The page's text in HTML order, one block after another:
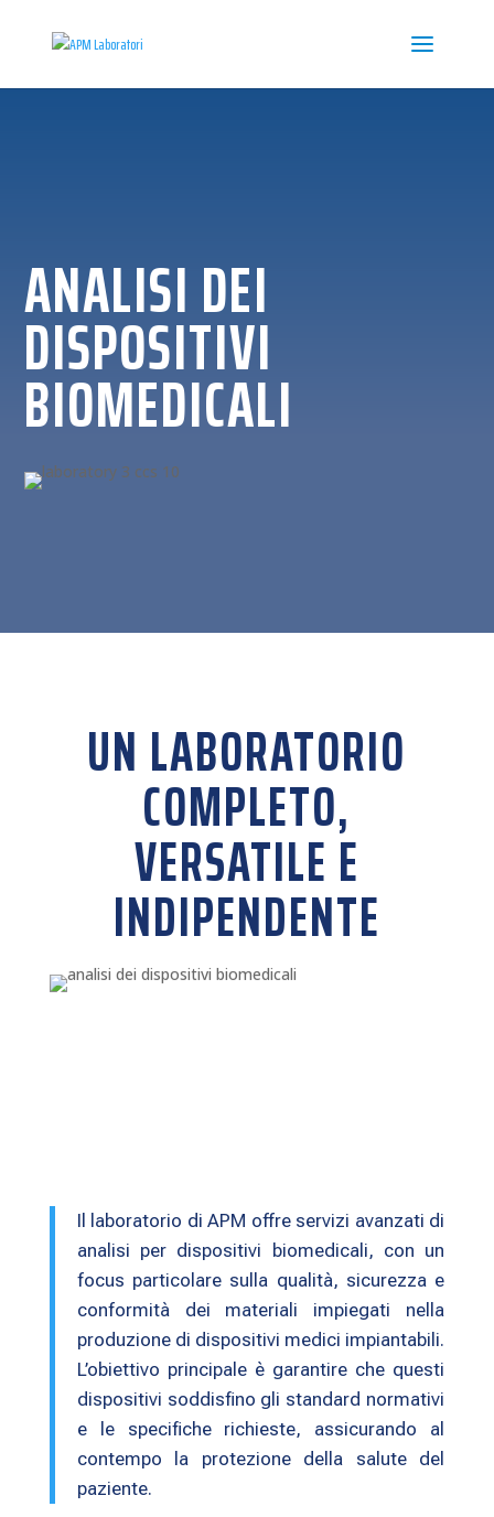
ANALISI DEI
DISPOSITIVI
BIOMEDICALI
UN LABORATORIO
COMPLETO,
VERSATILE E
INDIPENDENTE
Il laboratorio di APM offre servizi avanzati di
analisi per dispositivi biomedicali, con un
focus particolare sulla qualità, sicurezza e
conformità dei materiali impiegati nella
produzione di dispositivi medici impiantabili.
L’obiettivo principale è garantire che questi
dispositivi soddisfino gli standard normativi
e le specifiche richieste, assicurando al
contempo la protezione della salute del
paziente.